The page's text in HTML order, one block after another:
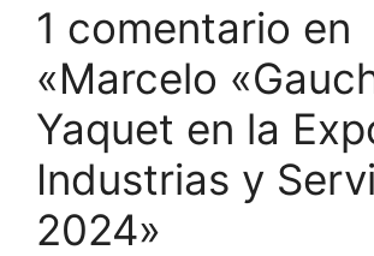
1 comentario en
«Marcelo
Yaquet en la
Industrias y
2024»